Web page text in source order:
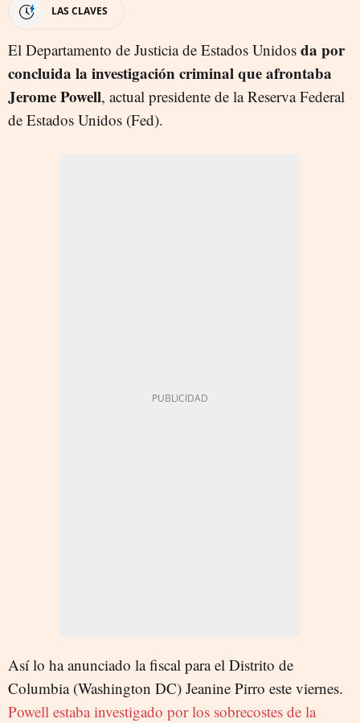
LAS CLAVES
El Departamento de Justicia de Estados Unidos da por
concluida la investigación criminal que afrontaba
Jerome Powell, actual presidente de la Reserva Federal
de Estados Unidos (Fed).
Así lo ha anunciado la fiscal para el Distrito de
Columbia (Washington DC) Jeanine Pirro este viernes.
Powell estaba investigado por los sobrecostes de la